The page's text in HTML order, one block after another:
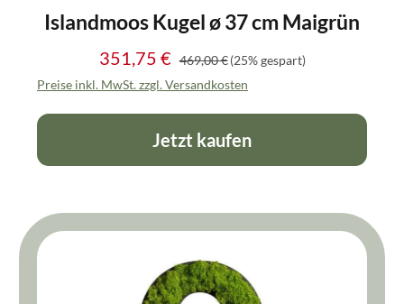
Islandmoos Kugel ø 37 cm Maigrün
Verkaufspreis:
351,75 € Regulärer Preis:
469,00 € (25% gespart)
Preise inkl. MwSt. zzgl. Versandkosten
Jetzt kaufen